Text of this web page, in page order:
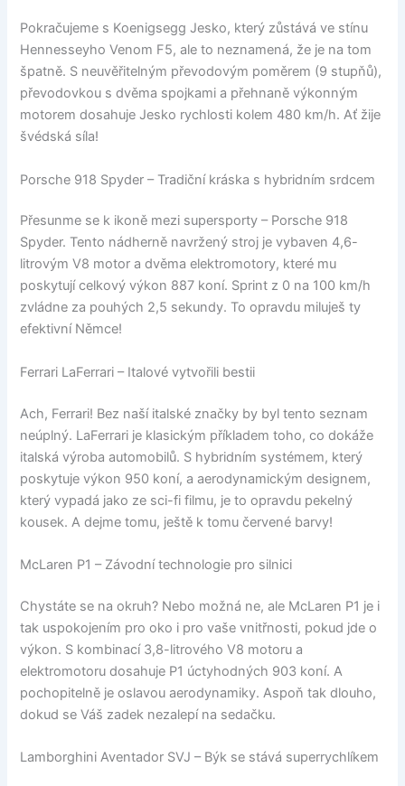
Pokračujeme s Koenigsegg Jesko, který zůstává ve stínu
Hennesseyho Venom F5, ale to neznamená, že je na tom
špatně. S neuvěřitelným převodovým poměrem (9 stupňů),
převodovkou s dvěma spojkami a přehnaně výkonným
motorem dosahuje Jesko rychlosti kolem 480 km/h. Ať žije
švédská síla!
Porsche 918 Spyder – Tradiční kráska s hybridním srdcem
Přesunme se k ikoně mezi supersporty – Porsche 918
Spyder. Tento nádherně navržený stroj je vybaven 4,6-
litrovým V8 motor a dvěma elektromotory, které mu
poskytují celkový výkon 887 koní. Sprint z 0 na 100 km/h
zvládne za pouhých 2,5 sekundy. To opravdu miluješ ty
efektivní Němce!
Ferrari LaFerrari – Italové vytvořili bestii
Ach, Ferrari! Bez naší italské značky by byl tento seznam
neúplný. LaFerrari je klasickým příkladem toho, co dokáže
italská výroba automobilů. S hybridním systémem, který
poskytuje výkon 950 koní, a aerodynamickým designem,
který vypadá jako ze sci-fi filmu, je to opravdu pekelný
kousek. A dejme tomu, ještě k tomu červené barvy!
McLaren P1 – Závodní technologie pro silnici
Chystáte se na okruh? Nebo možná ne, ale McLaren P1 je i
tak uspokojením pro oko i pro vaše vnitřnosti, pokud jde o
výkon. S kombinací 3,8-litrového V8 motoru a
elektromotoru dosahuje P1 úctyhodných 903 koní. A
pochopitelně je oslavou aerodynamiky. Aspoň tak dlouho,
dokud se Váš zadek nezalepí na sedačku.
Lamborghini Aventador SVJ – Býk se stává superrychlíkem